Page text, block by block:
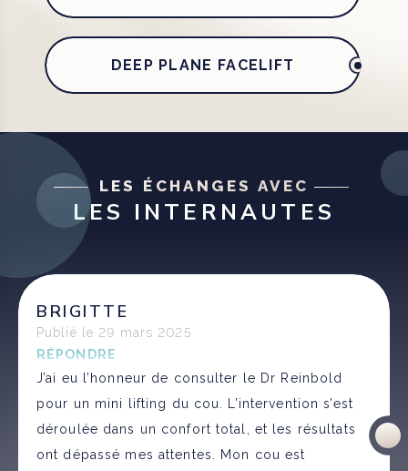
DEEP PLANE FACELIFT
LES ÉCHANGES AVEC
LES INTERNAUTES
BRIGITTE
Publié le 29 mars 2025
RÉPONDRE
J’ai eu l’honneur de consulter le Dr Reinbold
pour un mini lifting du cou. L’intervention s’est
déroulée dans un confort total, et les résultats
ont dépassé mes attentes. Mon cou est